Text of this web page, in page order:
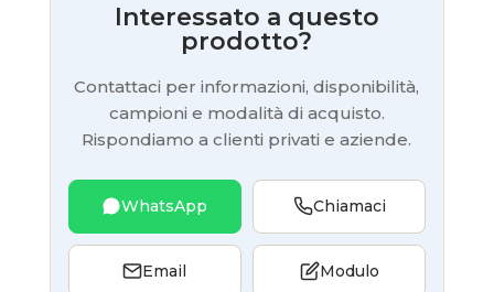
Interessato a questo
prodotto?
Contattaci per informazioni, disponibilità,
campioni e modalità di acquisto.
Rispondiamo a clienti privati e aziende.
WhatsApp Chiamaci
Email Modulo